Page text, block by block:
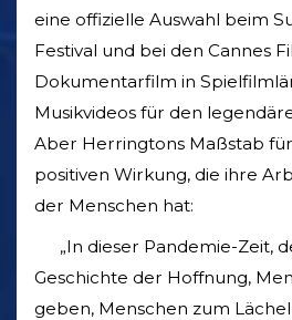
eine offizielle Auswahl beim
Festival und bei den Cannes
Dokumentarfilm in
Musikvideos für den
Aber Herringtons Maßstab
positiven Wirkung, die ihre
der Menschen hat:
„In dieser Pandemie-Zeit,
Geschichte der Hoffnung,
geben, Menschen zum